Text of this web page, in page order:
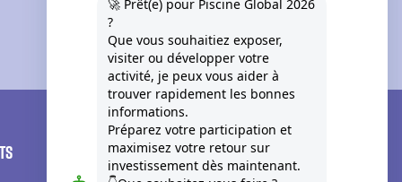
Medias